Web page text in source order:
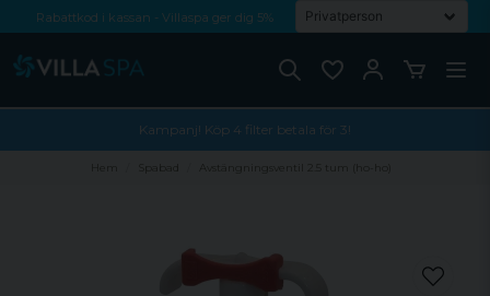
Rabattkod i kassan - Villaspa ger dig 5%
Kampanj! Köp 4 filter betala för 3!
Hem Spabad Avstängningsventil 2.5 tum (ho-ho)